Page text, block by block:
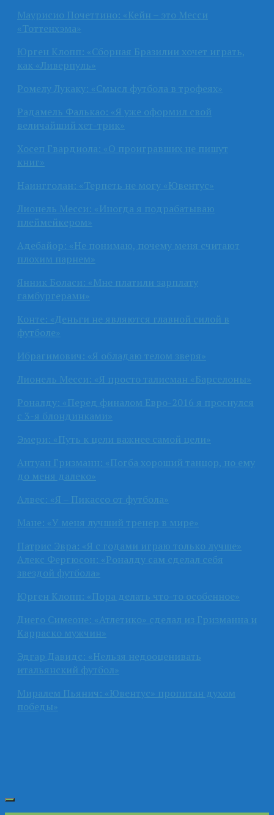
Маурисио Почеттино: «Кейн – это Месси
«Тоттенхэма»
Юрген Клопп: «Сборная Бразилии хочет играть,
как «Ливерпуль»
Ромелу Лукаку: «Смысл футбола в трофеях»
Радамель Фалькао: «Я уже оформил свой
величайший хет-трик»
Хосеп Гвардиола: «О проигравших не пишут
книг»
Наингголан: «Терпеть не могу «Ювентус»
Лионель Месси: «Иногда я подрабатываю
плеймейкером»
Адебайор: «Не понимаю, почему меня считают
плохим парнем»
Янник Боласи: «Мне платили зарплату
гамбургерами»
Конте: «Деньги не являются главной силой в
футболе»
Ибрагимович: «Я обладаю телом зверя»
Лионель Месси: «Я просто талисман «Барселоны»
Роналду: «Перед финалом Евро-2016 я проснулся
с 3-я блондинками»
Эмери: «Путь к цели важнее самой цели»
Антуан Гризманн: «Погба хороший танцор, но ему
до меня далеко»
Алвес: «Я – Пикассо от футбола»
Мане: «У меня лучший тренер в мире»
Патрис Эвра: «Я с годами играю только лучше»
Алекс Фергюсон: «Роналду сам сделал себя
звездой футбола»
Юрген Клопп: «Пора делать что-то особенное»
Диего Симеоне: «Атлетико» сделал из Гризманна и
Карраско мужчин»
Эдгар Давидс: «Нельзя недооценивать
итальянский футбол»
Миралем Пьянич: «Ювентус» пропитан духом
победы»